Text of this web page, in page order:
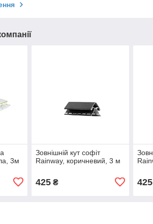
3м
Зовнішній кут софіт
Rainway, коричневий, 3 м
425₴ 425